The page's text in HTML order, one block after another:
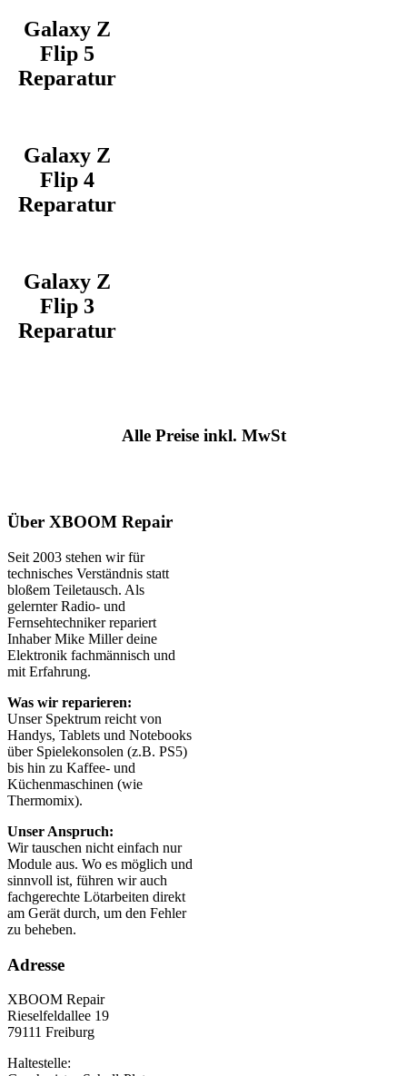
Galaxy Z
Flip 5
Reparatur
Galaxy Z
Flip 4
Reparatur
Galaxy Z
Flip 3
Reparatur
Alle Preise inkl. MwSt
Über XBOOM Repair
Seit 2003 stehen wir für
technisches Verständnis statt
bloßem Teiletausch. Als
gelernter Radio- und
Fernsehtechniker repariert
Inhaber Mike Miller deine
Elektronik fachmännisch und
mit Erfahrung.
Was wir reparieren:
Unser Spektrum reicht von
Handys, Tablets und Notebooks
über Spielekonsolen (z.B. PS5)
bis hin zu Kaffee- und
Küchenmaschinen (wie
Thermomix).
Unser Anspruch:
Wir tauschen nicht einfach nur
Module aus. Wo es möglich und
sinnvoll ist, führen wir auch
fachgerechte Lötarbeiten direkt
am Gerät durch, um den Fehler
zu beheben.
Adresse
XBOOM Repair
Rieselfeldallee 19
79111 Freiburg
Haltestelle: